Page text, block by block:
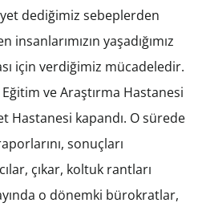
dediğimiz sebeplerden
insanlarımızın yaşadığımız
için verdiğimiz mücadeledir.
Eğitim ve Araştırma Hastanesi
Hastanesi kapandı. O sürede
sonuçları
çıkar, koltuk rantları
o dönemki bürokratlar,